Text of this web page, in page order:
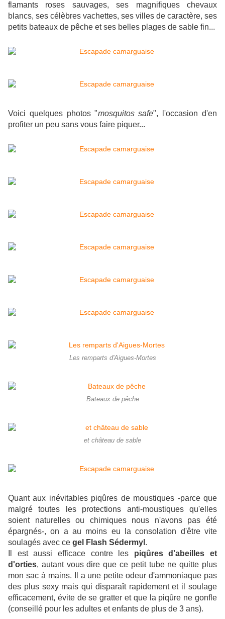
flamants roses sauvages, ses magnifiques chevaux
blancs, ses célèbres vachettes, ses villes de caractère, ses
petits bateaux de pêche et ses belles plages de sable fin...
Voici quelques photos "mosquitos safe", l'occasion d'en
profiter un peu sans vous faire piquer...
Les remparts d'Aigues-Mortes
Bateaux de pêche
et château de sable
Quant aux inévitables piqûres de moustiques -parce que
malgré toutes les protections anti-moustiques qu'elles
soient naturelles ou chimiques nous n'avons pas été
épargnés-, on a au moins eu la consolation d'être vite
soulagés avec ce gel Flash Sédermyl .
Il est aussi efficace contre les piqûres d'abeilles et
d'orties, autant vous dire que ce petit tube ne quitte plus
mon sac à mains. Il a une petite odeur d'ammoniaque pas
des plus sexy mais qui disparaît rapidement et il soulage
efficacement, évite de se gratter et que la piqûre ne gonfle
(conseillé pour les adultes et enfants de plus de 3 ans).